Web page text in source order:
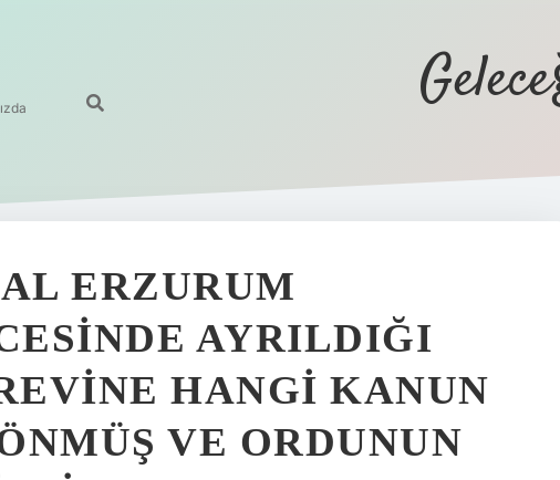
ERZURUM
AYRILDIĞI
HANGI KANUN
VE ORDUNUN